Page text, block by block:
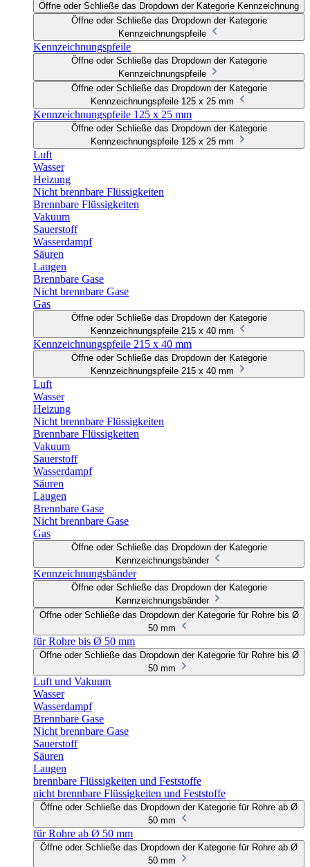
Öffne oder Schließe das Dropdown der Kategorie Kennzeichnung
Öffne oder Schließe das Dropdown der Kategorie
Kennzeichnungspfeile
Kennzeichnungspfeile
Öffne oder Schließe das Dropdown der Kategorie
Kennzeichnungspfeile
Öffne oder Schließe das Dropdown der Kategorie
Kennzeichnungspfeile 125 x 25 mm
Kennzeichnungspfeile 125 x 25 mm
Öffne oder Schließe das Dropdown der Kategorie
Kennzeichnungspfeile 125 x 25 mm
Luft
Wasser
Heizung
Nicht brennbare Flüssigkeiten
Brennbare Flüssigkeiten
Vakuum
Sauerstoff
Wasserdampf
Säuren
Laugen
Brennbare Gase
Nicht brennbare Gase
Gas
Öffne oder Schließe das Dropdown der Kategorie
Kennzeichnungspfeile 215 x 40 mm
Kennzeichnungspfeile 215 x 40 mm
Öffne oder Schließe das Dropdown der Kategorie
Kennzeichnungspfeile 215 x 40 mm
Luft
Wasser
Heizung
Nicht brennbare Flüssigkeiten
Brennbare Flüssigkeiten
Vakuum
Sauerstoff
Wasserdampf
Säuren
Laugen
Brennbare Gase
Nicht brennbare Gase
Gas
Öffne oder Schließe das Dropdown der Kategorie
Kennzeichnungsbänder
Kennzeichnungsbänder
Öffne oder Schließe das Dropdown der Kategorie
Kennzeichnungsbänder
Öffne oder Schließe das Dropdown der Kategorie für Rohre bis Ø
50 mm
für Rohre bis Ø 50 mm
Öffne oder Schließe das Dropdown der Kategorie für Rohre bis Ø
50 mm
Luft und Vakuum
Wasser
Wasserdampf
Brennbare Gase
Nicht brennbare Gase
Sauerstoff
Säuren
Laugen
brennbare Flüssigkeiten und Feststoffe
nicht brennbare Flüssigkeiten und Feststoffe
Öffne oder Schließe das Dropdown der Kategorie für Rohre ab Ø
50 mm
für Rohre ab Ø 50 mm
Öffne oder Schließe das Dropdown der Kategorie für Rohre ab Ø
50 mm